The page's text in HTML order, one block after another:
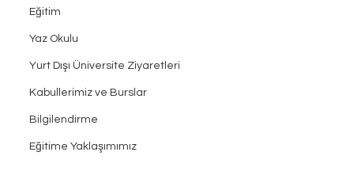
Eğitim
Yaz Okulu
Yurt Dışı Üniversite Ziyaretleri
Kabullerimiz ve Burslar
Bilgilendirme
Eğitime Yaklaşımımız